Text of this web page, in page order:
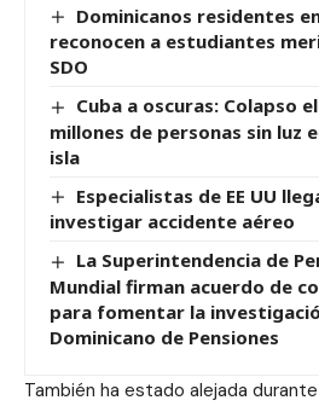
Dominicanos residentes
reconocen a estudiantes
SDO
Cuba a oscuras: Colapso
millones de personas sin luz
isla
Especialistas de EE UU
investigar accidente aéreo
La Superintendencia de
Mundial firman acuerdo de
para fomentar la
Dominicano de Pensiones
También ha estado alejada